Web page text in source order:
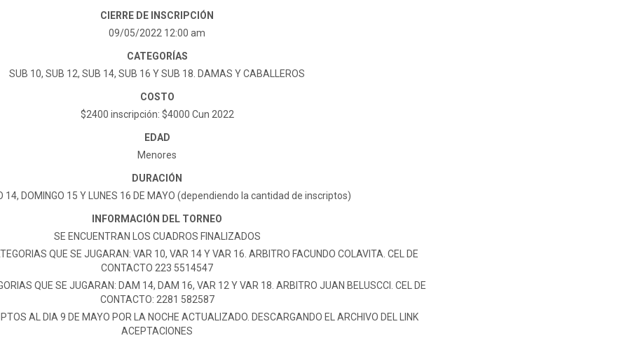
CIERRE DE INSCRIPCIÓN
09/05/2022 12:00 am
CATEGORÍAS
SUB 10, SUB 12, SUB 14, SUB 16 Y SUB 18. DAMAS Y CABALLEROS
COSTO
$2400 inscripción: $4000 Cun 2022
EDAD
Menores
DURACIÓN
14, DOMINGO 15 Y LUNES 16 DE MAYO (dependiendo la cantidad de inscriptos)
INFORMACIÓN DEL TORNEO
SE ENCUENTRAN LOS CUADROS FINALIZADOS
QUE SE JUGARAN: VAR 10, VAR 14 Y VAR 16. ARBITRO FACUNDO COLAVITA. CEL DE
CONTACTO 223 5514547
QUE SE JUGARAN: DAM 14, DAM 16, VAR 12 Y VAR 18. ARBITRO JUAN BELUSCCI. CEL DE
CONTACTO: 2281 582587
AL DIA 9 DE MAYO POR LA NOCHE ACTUALIZADO. DESCARGANDO EL ARCHIVO DEL LINK
ACEPTACIONES